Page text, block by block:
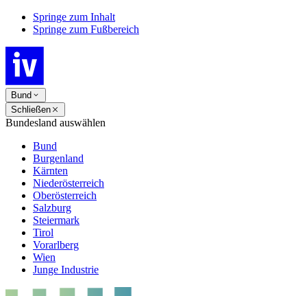
Springe zum Inhalt
Springe zum Fußbereich
Bund
Schließen
Bundesland auswählen
Bund
Burgenland
Kärnten
Niederösterreich
Oberösterreich
Salzburg
Steiermark
Tirol
Vorarlberg
Wien
Junge Industrie